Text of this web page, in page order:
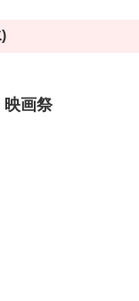
映画祭